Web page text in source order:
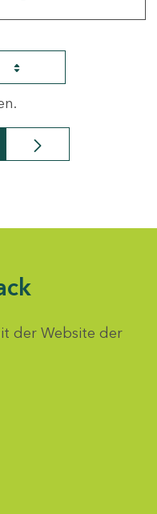
der Website der
auswählen